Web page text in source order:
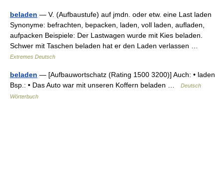
beladen — V. (Aufbaustufe) auf jmdn. oder etw. eine Last laden
Synonyme: befrachten, bepacken, laden, voll laden, aufladen,
aufpacken Beispiele: Der Lastwagen wurde mit Kies beladen.
Schwer mit Taschen beladen hat er den Laden verlassen …
Extremes Deutsch
beladen — [Aufbauwortschatz (Rating 1500 3200)] Auch: • laden
Bsp.: • Das Auto war mit unseren Koffern beladen …
Deutsch
Wörterbuch